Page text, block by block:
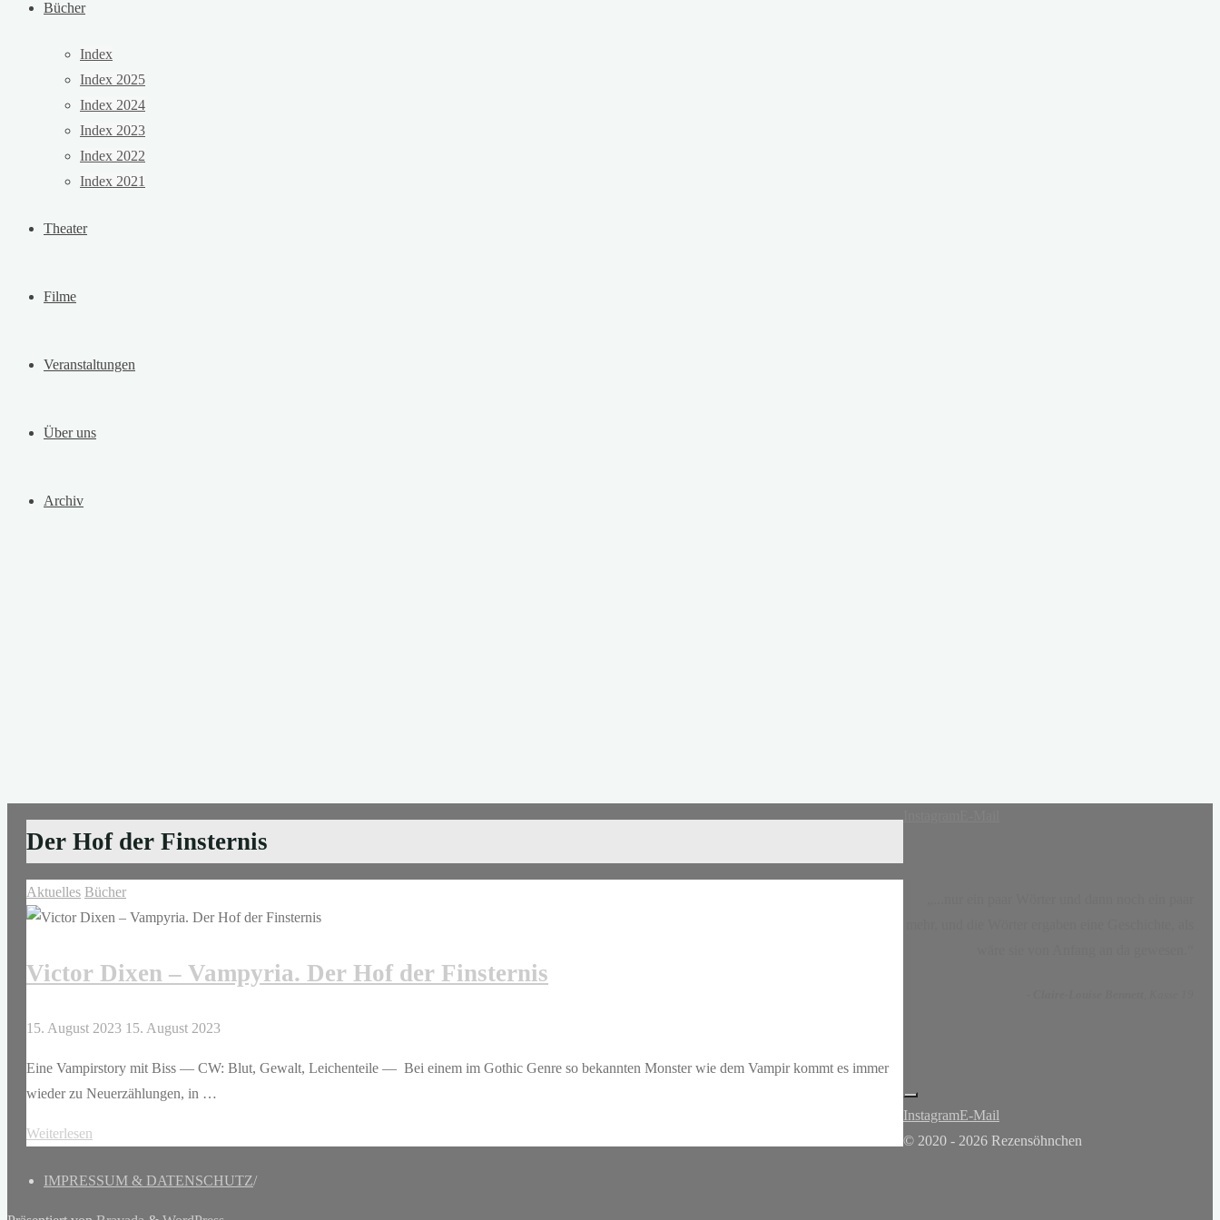
Bücher
Index
Index 2025
Index 2024
Index 2023
Index 2022
Index 2021
Theater
Filme
Veranstaltungen
Über uns
Archiv
Der Hof der Finsternis
Aktuelles Bücher
Victor Dixen – Vampyria. Der Hof der Finsternis
15. August 2023 15. August 2023
Eine Vampirstory mit Biss — CW: Blut, Gewalt, Leichenteile — Bei einem im Gothic Genre so bekannten Monster wie dem Vampir kommt es immer
wieder zu Neuerzählungen, in …
Weiterlesen
–
InstagramE-Mail
© 2020 - 2026 Rezensöhnchen
IMPRESSUM & DATENSCHUTZ/